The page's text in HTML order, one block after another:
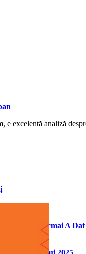
e excelentă analiză